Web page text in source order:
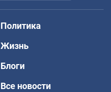
Политика
Жизнь
Блоги
Все новости